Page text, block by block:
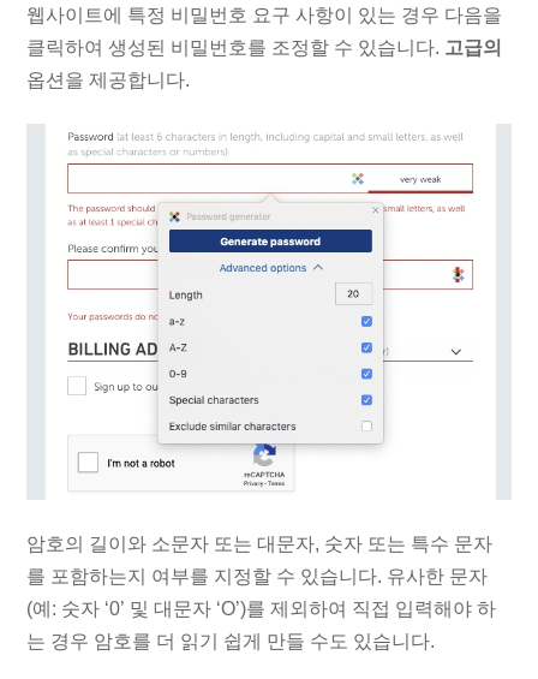
웹사이트에 특정 비밀번호 요구 사항이 있는 경우 다음을
클릭하여 생성된 비밀번호를 조정할 수 있습니다. 고급의
옵션을 제공합니다.
암호의 길이와 소문자 또는 대문자, 숫자 또는 특수 문자
를 포함하는지 여부를 지정할 수 있습니다. 유사한 문자
(예: 숫자 ‘0’ 및 대문자 ‘O’)를 제외하여 직접 입력해야 하
는 경우 암호를 더 읽기 쉽게 만들 수도 있습니다.